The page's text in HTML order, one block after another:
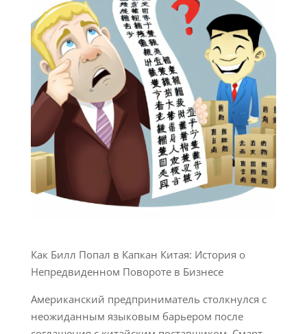
Как Билл Попал в Капкан Китая: История о
Непредвиденном Повороте в Бизнесе
Американский предприниматель столкнулся с
неожиданным языковым барьером после